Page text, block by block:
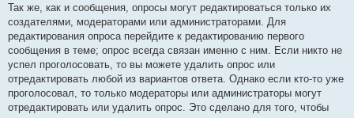
Так же, как и сообщения, опросы могут редактироваться только их
создателями, модераторами или администраторами. Для
редактирования опроса перейдите к редактированию первого
сообщения в теме; опрос всегда связан именно с ним. Если никто не
успел проголосовать, то вы можете удалить опрос или
отредактировать любой из вариантов ответа. Однако если кто-то уже
проголосовал, то только модераторы или администраторы могут
отредактировать или удалить опрос. Это сделано для того, чтобы